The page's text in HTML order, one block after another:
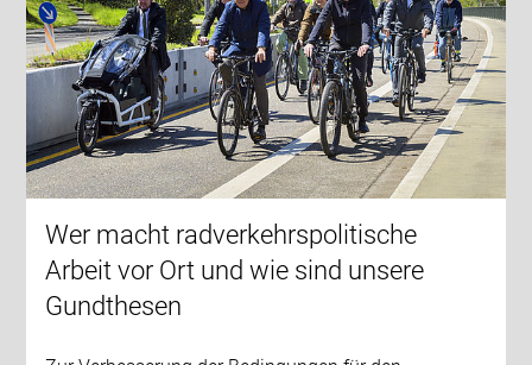
Wer macht radverkehrspolitische
Arbeit vor Ort und wie sind unsere
Gundthesen